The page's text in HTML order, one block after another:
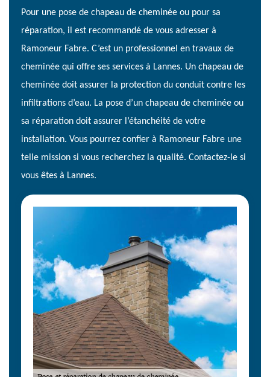
Pour une pose de chapeau de cheminée ou pour sa
réparation, il est recommandé de vous adresser à
Ramoneur Fabre. C’est un professionnel en travaux de
cheminée qui offre ses services à Lannes. Un chapeau de
cheminée doit assurer la protection du conduit contre les
infiltrations d’eau. La pose d’un chapeau de cheminée ou
sa réparation doit assurer l’étanchéité de votre
installation. Vous pourrez confier à Ramoneur Fabre une
telle mission si vous recherchez la qualité. Contactez-le si
vous êtes à Lannes.